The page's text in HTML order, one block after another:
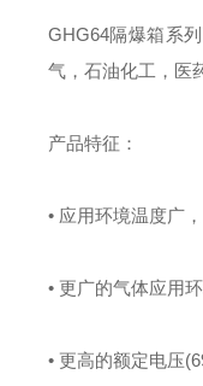
GHG64隔爆箱系
气，石油化工，医
产品特征：
• 应用环境温度广
• 更广的气体应用
• 更高的额定电压